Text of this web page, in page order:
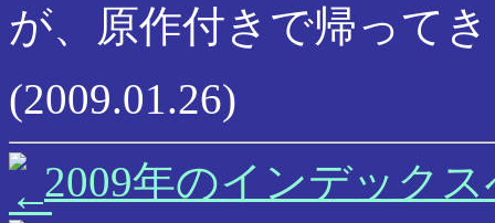
が、原作付きで帰って
(2009.01.26)
2009年のインデック